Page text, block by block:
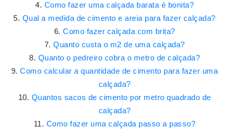
Como fazer uma calçada barata é bonita?
Qual a medida de cimento e areia para fazer calçada?
Como fazer calçada com brita?
Quanto custa o m2 de uma calçada?
Quanto o pedreiro cobra o metro de calçada?
Como calcular a quantidade de cimento para fazer uma
calçada?
Quantos sacos de cimento por metro quadrado de
calçada?
Como fazer uma calçada passo a passo?